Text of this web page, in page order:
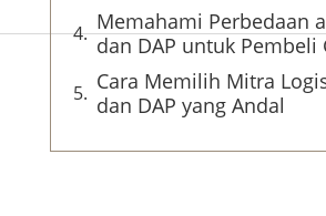
Memahami Perbedaan
dan DAP untuk Pembeli
Cara Memilih Mitra
dan DAP yang Andal